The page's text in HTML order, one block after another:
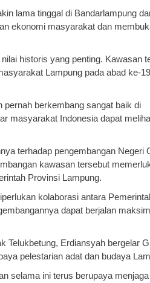
lama tinggal di Bandarlampung
ekonomi masyarakat dan
historis yang penting. Kawasan
Lampung pada abad ke-19
pernah berkembang sangat baik di
masyarakat Indonesia dapat
terhadap pengembangan Negeri
kawasan tersebut
Provinsi Lampung.
kolaborasi antara
dapat berjalan
Telukbetung, Erdiansyah bergelar
pelestarian adat dan budaya
selama ini terus berupaya menjaga